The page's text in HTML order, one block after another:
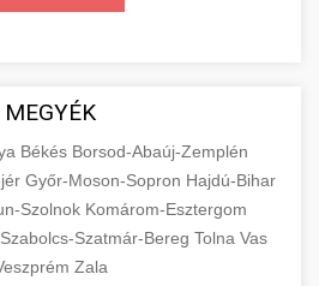
MEGYÉK
Békés Borsod-Abaúj-Zemplén
Győr-Moson-Sopron Hajdú-Bihar
Szolnok Komárom-Esztergom
Szabolcs-Szatmár-Bereg Tolna Vas
Zala